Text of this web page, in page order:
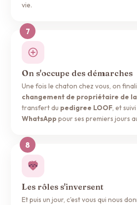
vie.
On s'occupe des démarches
Une fois le chaton chez vous, on
changement de propriétaire de la
transfert du pedigree LOOF, et
WhatsApp pour ses premiers jours
Les rôles s'inversent
Et puis un jour, c'est vous qui nous